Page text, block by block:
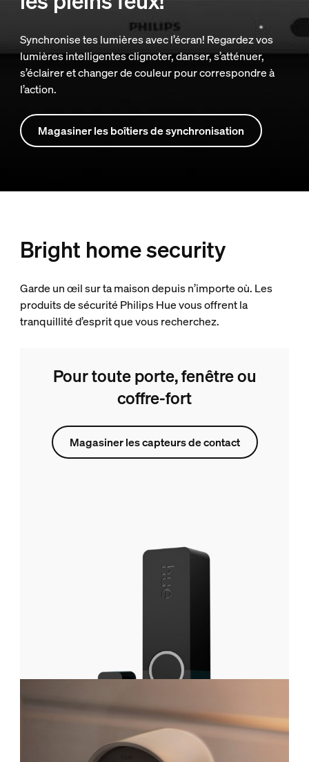
Synchronise tes lumières avec l’écran! Regardez vos
lumières intelligentes clignoter, danser, s’atténuer,
s’éclairer et changer de couleur pour correspondre à
l’action.
Magasiner les boîtiers de synchronisation
Bright home security
Garde un œil sur ta maison depuis n’importe où. Les
produits de sécurité Philips Hue vous offrent la
tranquillité d’esprit que vous recherchez.
Pour toute porte, fenêtre ou
coffre-fort
Magasiner les capteurs de contact